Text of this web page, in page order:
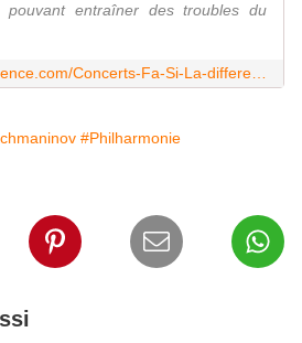
pouvant entraîner des troubles du
#Philharmonie